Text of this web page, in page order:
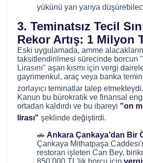
yükünü yarı yarıya
3. Teminatsız Tecil
Rekor Artış: 1 Milyon
Eski uygulamada, amme
taksitlendirilmesi sürecinde borcun
Lirasını" aşan kısmı için vergi
gayrimenkul, araç veya banka
zorlayıcı teminatlar talep etmekteydi
Kanun bu bürokratik ve finansal
ortadan kaldırdı ve bu ibareyi "on
lirası" şeklinde değiştirdi.
🚗 Ankara Çankaya’dan Bir
Çankaya Mithatpaşa
restoran işleten Can Bey,
850.000 TL'lik borcu için